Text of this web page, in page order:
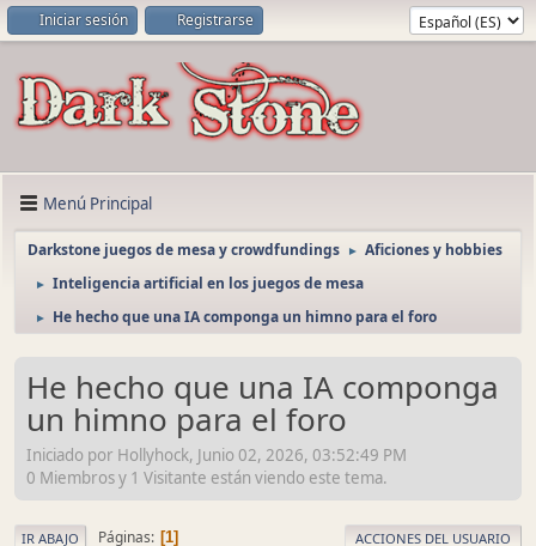
Iniciar sesión Registrarse
Menú Principal
Darkstone juegos de mesa y crowdfundings ► Aficiones y hobbies
► Inteligencia artificial en los juegos de mesa
► He hecho que una IA componga un himno para el foro
He hecho que una IA componga
un himno para el foro
Iniciado por Hollyhock, Junio 02, 2026, 03:52:49 PM
0 Miembros y 1 Visitante están viendo este tema.
IR ABAJO Páginas 1 ACCIONES DEL USUARIO